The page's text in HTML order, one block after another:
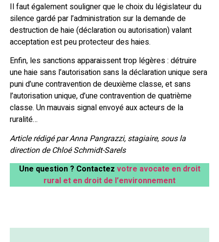
Il faut également souligner que le choix du législateur du
silence gardé par l’administration sur la demande de
destruction de haie (déclaration ou autorisation) valant
acceptation est peu protecteur des haies.
Enfin, les sanctions apparaissent trop légères : détruire
une haie sans l’autorisation sans la déclaration unique sera
puni d’une contravention de deuxième classe, et sans
l’autorisation unique, d’une contravention de quatrième
classe. Un mauvais signal envoyé aux acteurs de la
ruralité…
Article rédigé par Anna Pangrazzi, stagiaire, sous la
direction de Chloé Schmidt-Sarels
Une question ? Contactez votre avocate en droit
rural et en droit de l’environnement